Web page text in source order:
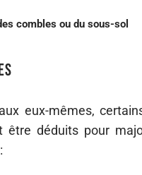
combles ou du sous-sol
eux-mêmes,
être déduits pour